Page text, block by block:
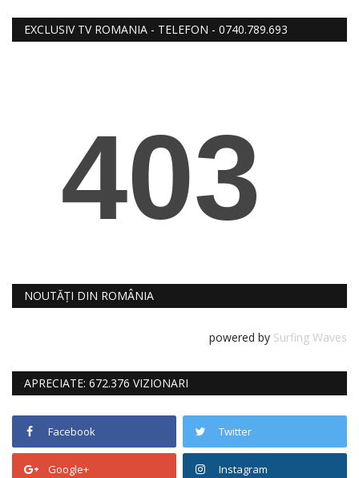
RELIGIE
EXCLUSIV TV ROMANIA - TELEFON - 0740.789.693
NOUTĂȚI DIN ROMÂNIA
powered by Surfing Waves
APRECIATE: 672.376 VIZIONARI
Facebook Twitter
Google+ Instagram